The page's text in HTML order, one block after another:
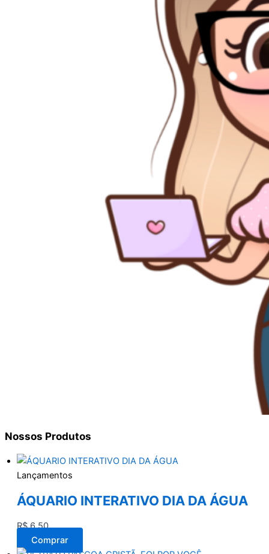
Nossos Produtos
Lançamentos
ÁQUARIO INTERATIVO DIA DA ÁGUA
R$6,50
Comprar